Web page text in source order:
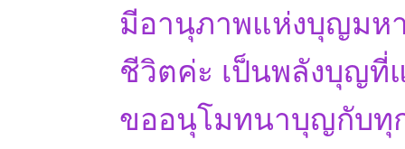
มีอานุภาพแห่งบุญมหา
ชีวิตค่ะ เป็นพลังบุญที่
ขออนุโมทนาบุญกับทุ